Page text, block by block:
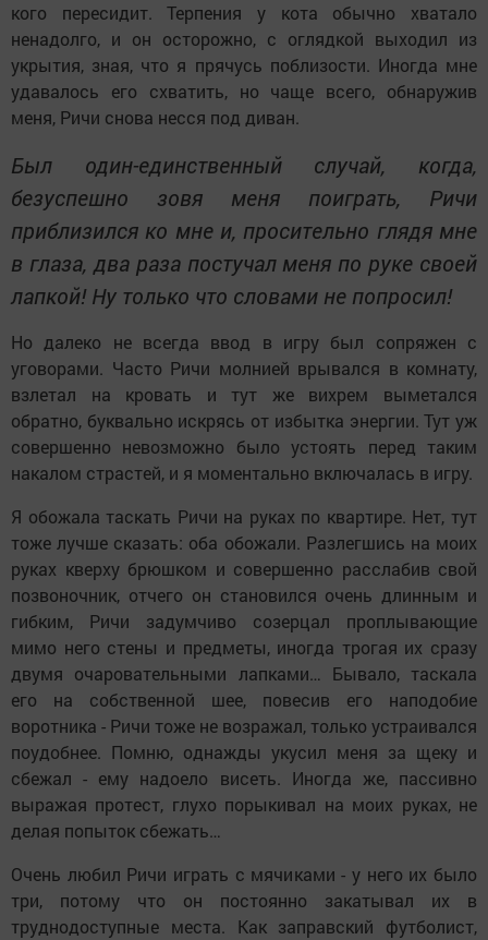
кого пересидит. Терпения у кота обычно хватало
ненадолго, и он осторожно, с оглядкой выходил из
укрытия, зная, что я прячусь поблизости. Иногда мне
удавалось его схватить, но чаще всего, обнаружив
меня, Ричи снова несся под диван.
Был один-единственный случай, когда,
безуспешно зовя меня поиграть, Ричи
приблизился ко мне и, просительно глядя мне
в глаза, два раза постучал меня по руке своей
лапкой! Ну только что словами не попросил!
Но далеко не всегда ввод в игру был сопряжен с
уговорами. Часто Ричи молнией врывался в комнату,
взлетал на кровать и тут же вихрем выметался
обратно, буквально искрясь от избытка энергии. Тут уж
совершенно невозможно было устоять перед таким
накалом страстей, и я моментально включалась в игру.
Я обожала таскать Ричи на руках по квартире. Нет, тут
тоже лучше сказать: оба обожали. Разлегшись на моих
руках кверху брюшком и совершенно расслабив свой
позвоночник, отчего он становился очень длинным и
гибким, Ричи задумчиво созерцал проплывающие
мимо него стены и предметы, иногда трогая их сразу
двумя очаровательными лапками… Бывало, таскала
его на собственной шее, повесив его наподобие
воротника - Ричи тоже не возражал, только устраивался
поудобнее. Помню, однажды укусил меня за щеку и
сбежал - ему надоело висеть. Иногда же, пассивно
выражая протест, глухо порыкивал на моих руках, не
делая попыток сбежать…
Очень любил Ричи играть с мячиками - у него их было
три, потому что он постоянно закатывал их в
труднодоступные места. Как заправский футболист,